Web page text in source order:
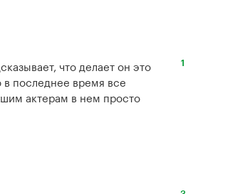
что делает он это
последнее время все
актерам в нем просто
1